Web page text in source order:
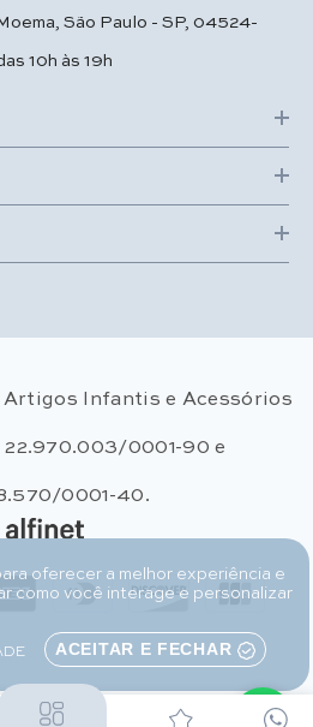
São Paulo - SP, 04524-
10h às 19h
Artigos Infantis e Acessórios
0001-90 e
0001-40.
Métodos de pagamento
oferecer a melhor experiência e
como você interage e personalizar
ACEITAR E FECHAR